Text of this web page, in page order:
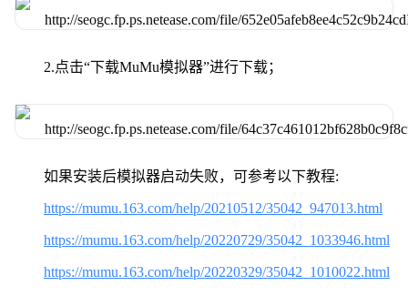
2.点击“下载MuMu模拟器”进行下载；
如果安装后模拟器启动失败，可参考以下教程:
https://mumu.163.com/help/20210512/35042_947013.html
https://mumu.163.com/help/20220729/35042_1033946.html
https://mumu.163.com/help/20220329/35042_1010022.html